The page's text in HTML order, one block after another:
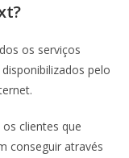
os serviços
pelo
clientes que
conseguir através